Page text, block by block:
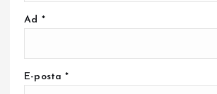
Ad *
E-posta*